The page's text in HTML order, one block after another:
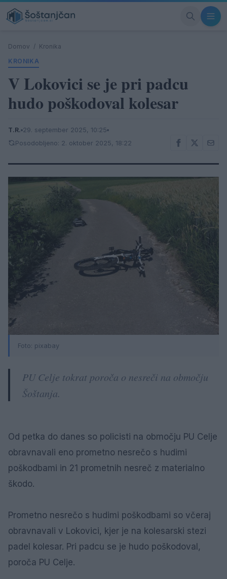
Domov / Kronika
KRONIKA
V Lokovici se je pri padcu
hudo poškodoval kolesar
T.R. 29. september 2025, 10:25
Posodobljeno: 2. oktober 2025, 18:22
Foto: pixabay
PU Celje tokrat poroča o nesreči na območju
Šoštanja.
Od petka do danes so policisti na območju PU Celje
obravnavali eno prometno nesrečo s hudimi
poškodbami in 21 prometnih nesreč z materialno
škodo.
Prometno nesrečo s hudimi poškodbami so včeraj
obravnavali v Lokovici, kjer je na kolesarski stezi
padel kolesar. Pri padcu se je hudo poškodoval,
poroča PU Celje.